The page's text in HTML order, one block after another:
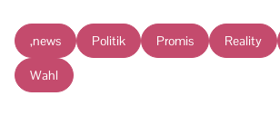
,news Politik Promis Reality
Wahl